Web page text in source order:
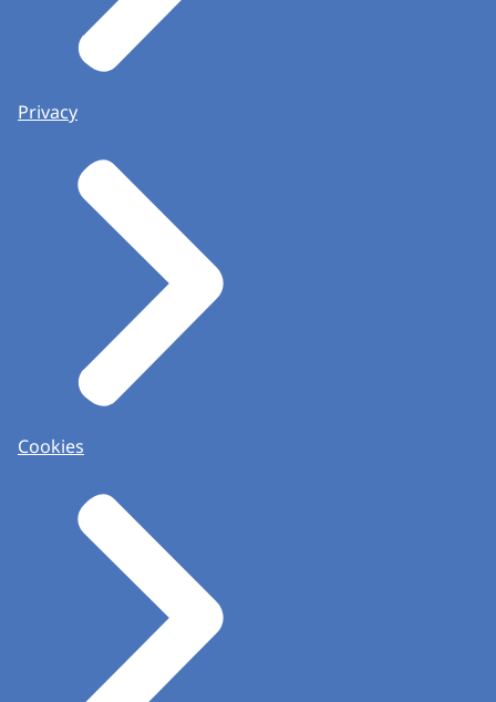
Privacy
Cookies